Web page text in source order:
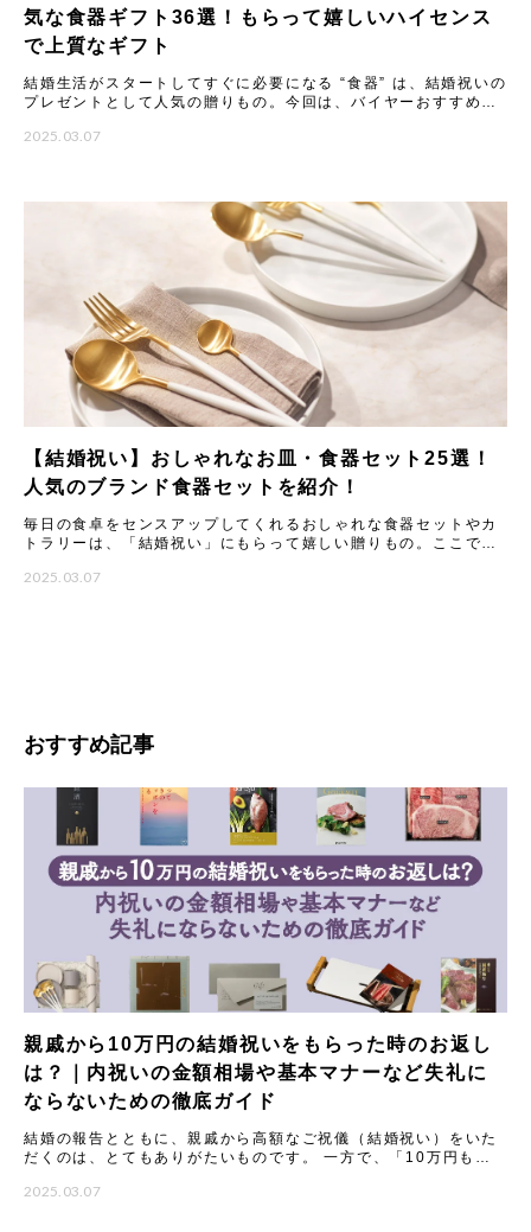
気な食器ギフト36選！もらって嬉しいハイセンス
で上質なギフト
結婚生活がスタートしてすぐに必要になる “食器” は、結婚祝いの
プレゼントとして人気の贈りもの。今回は、バイヤーおすすめの
2025.03.07
【結婚祝い】おしゃれなお皿・食器セット25選！
人気のブランド食器セットを紹介！
毎日の食卓をセンスアップしてくれるおしゃれな食器セットやカ
トラリーは、「結婚祝い」にもらって嬉しい贈りもの。ここで
嬉しいテ
2025.03.07
おすすめ記事
親戚から10万円の結婚祝いをもらった時のお返し
は？｜内祝いの金額相場や基本マナーなど失礼に
ならないための徹底ガイド
結婚の報告とともに、親戚から高額なご祝儀（結婚祝い）をいた
だくのは、とてもありがたいものです。 一方で、「10万円もの
にな
2025.03.07